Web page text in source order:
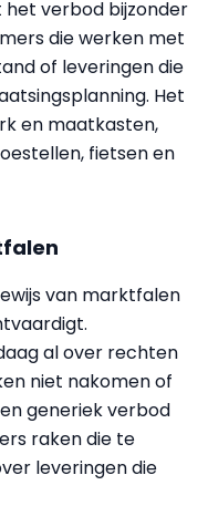
het verbod bijzonder
die werken met
of leveringen die
Het
en maatkasten,
fietsen en
van marktfalen
al over rechten
niet nakomen of
generiek verbod
raken die te
leveringen die